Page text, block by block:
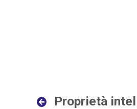
Proprietà